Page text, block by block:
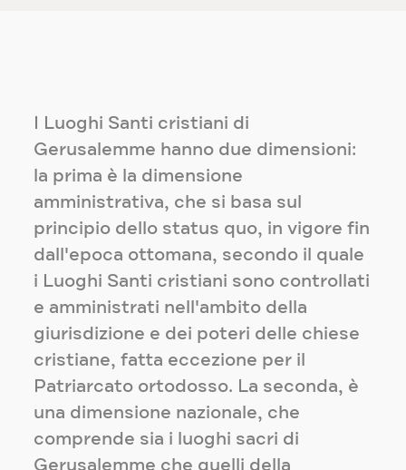
I Luoghi Santi cristiani di
Gerusalemme hanno due dimensioni:
la prima è la dimensione
amministrativa, che si basa sul
principio dello status quo, in vigore fin
dall'epoca ottomana, secondo il quale
i Luoghi Santi cristiani sono controllati
e amministrati nell'ambito della
giurisdizione e dei poteri delle chiese
cristiane, fatta eccezione per il
Patriarcato ortodosso. La seconda, è
una dimensione nazionale, che
comprende sia i luoghi sacri di
Gerusalemme che quelli della